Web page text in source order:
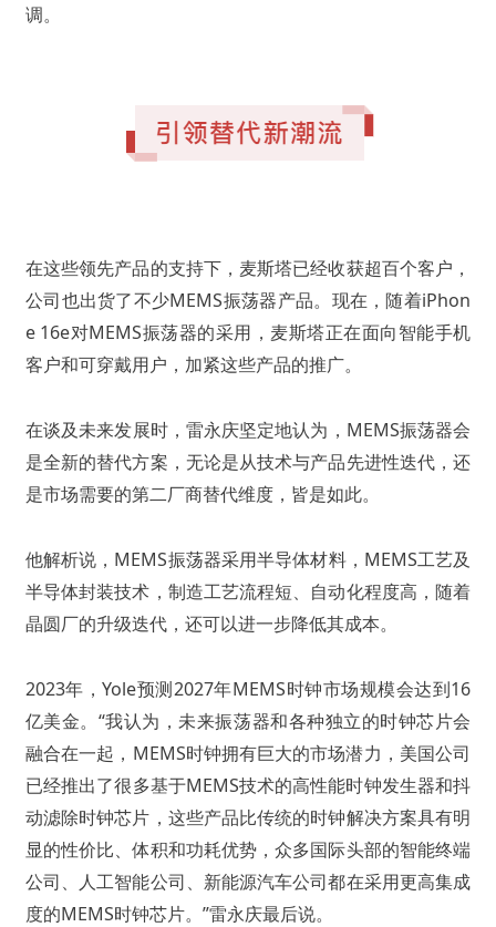
调。
在这些领先产品的支持下，麦斯塔已经收获超百个客户，
公司也出货了不少MEMS振荡器产品。现在，随着iPhon
e 16e对MEMS振荡器的采用，麦斯塔正在面向智能手机
客户和可穿戴用户，加紧这些产品的推广。
在谈及未来发展时，雷永庆坚定地认为，MEMS振荡器会
是全新的替代方案，无论是从技术与产品先进性迭代，还
是市场需要的第二厂商替代维度，皆是如此。
他解析说，MEMS振荡器采用半导体材料，MEMS工艺及
半导体封装技术，制造工艺流程短、自动化程度高，随着
晶圆厂的升级迭代，还可以进一步降低其成本。
2023年，Yole预测2027年MEMS时钟市场规模会达到16
亿美金。“我认为，未来振荡器和各种独立的时钟芯片会
融合在一起，MEMS时钟拥有巨大的市场潜力，美国公司
已经推出了很多基于MEMS技术的高性能时钟发生器和抖
动滤除时钟芯片，这些产品比传统的时钟解决方案具有明
显的性价比、体积和功耗优势，众多国际头部的智能终端
公司、人工智能公司、新能源汽车公司都在采用更高集成
度的MEMS时钟芯片。”雷永庆最后说。